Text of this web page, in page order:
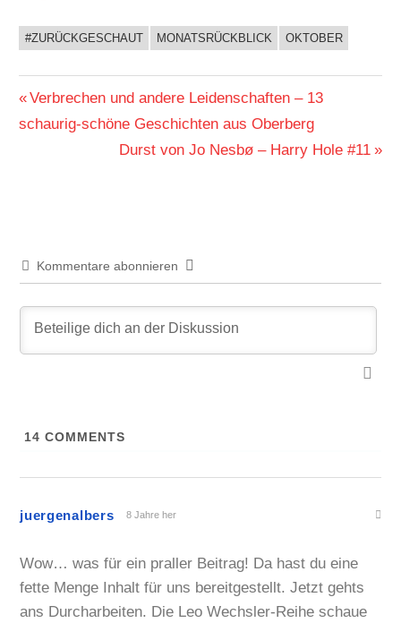
BUCHIGES
#ZURÜCKGESCHAUT MONATSRÜCKBLICK OKTOBER
Beitragsnavigation
Vorheriger
Beitrag:
Verbrechen und andere Leidenschaften – 13
schaurig-schöne Geschichten aus Oberberg
Nächster
Durst von Jo Nesbø – Harry Hole #11
Kommentare abonnieren
14 COMMENTS
juergenalbers 8 Jahre her
Wow… was für ein praller Beitrag! Da hast du eine
fette Menge Inhalt für uns bereitgestellt. Jetzt gehts
ans Durcharbeiten. Die Leo Wechsler-Reihe schaue